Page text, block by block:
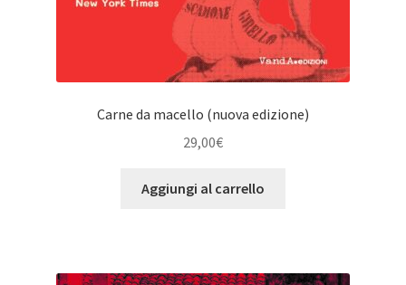
Carne da macello (nuova edizione)
29,00€
Aggiungi al carrello